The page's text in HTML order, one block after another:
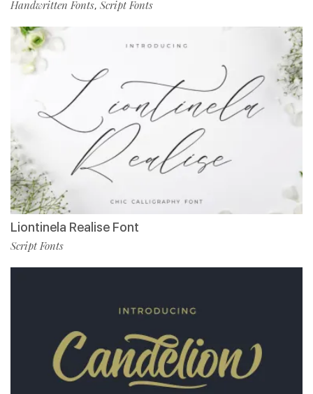
Handwritten Fonts, Script Fonts
Liontinela Realise Font
Script Fonts